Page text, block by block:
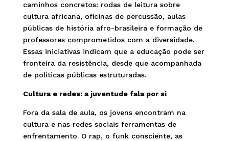
caminhos concretos: rodas de leitura sobre
cultura africana, oficinas de percussão, aulas
públicas de história afro-brasileira e formação de
professores comprometidos com a diversidade.
Essas iniciativas indicam que a educação pode ser
fronteira da resistência, desde que acompanhada
de políticas públicas estruturadas.
Cultura e redes: a juventude fala por si
Fora da sala de aula, os jovens encontram na
cultura e nas redes sociais ferramentas de
enfrentamento. O rap, o funk consciente, as